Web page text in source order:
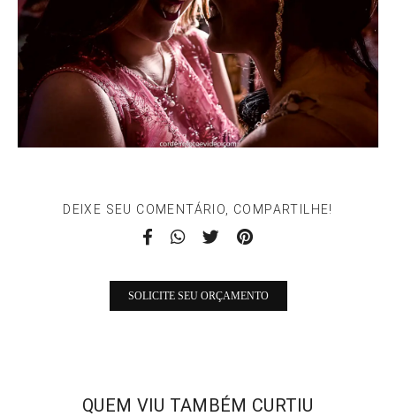
DEIXE SEU COMENTÁRIO, COMPARTILHE!
SOLICITE SEU ORÇAMENTO
QUEM VIU TAMBÉM CURTIU